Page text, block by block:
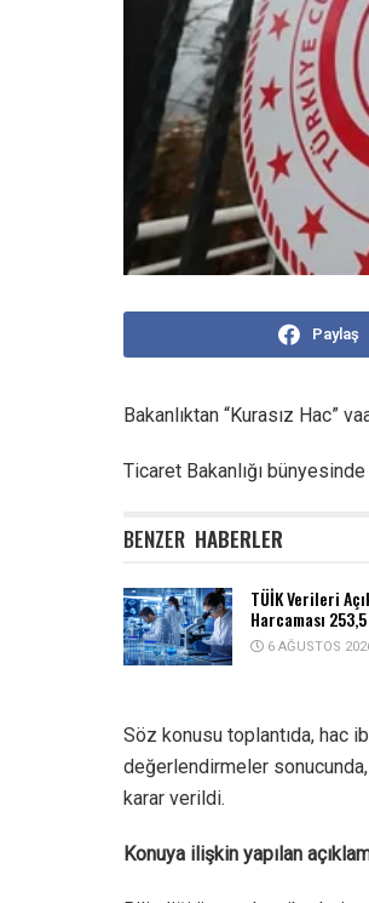
Paylaş
Bakanlıktan “Kurasız Hac”
Ticaret Bakanlığı
BENZER HABERLER
TÜİK Verileri
Harcaması
6 AĞUSTOS
Söz konusu toplantıda, hac
değerlendirmeler
karar verildi.
Konuya ilişkin yapılan